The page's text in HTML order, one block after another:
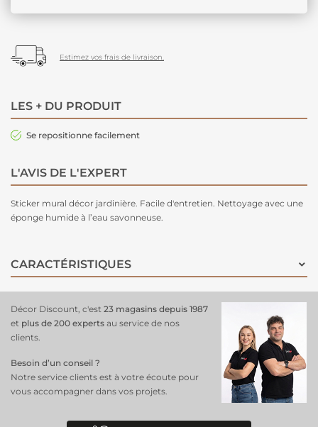
Estimez vos frais de livraison.
LES + DU PRODUIT
Se repositionne facilement
L'AVIS DE L'EXPERT
Sticker mural décor jardinière. Facile d'entretien. Nettoyage avec une
éponge humide à l’eau savonneuse.
CARACTÉRISTIQUES
Décor Discount, c'est 23 magasins depuis 1987
et plus de 200 experts au service de nos
clients.
Besoin d’un conseil ?
Notre service clients est à votre écoute pour
vous accompagner dans vos projets.